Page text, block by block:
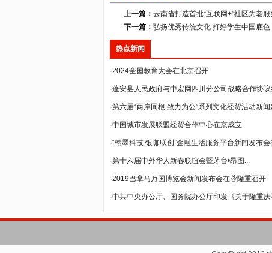
上一篇： 云南省打造首批“互联网+”社区为老
下一篇： 弘扬优秀传统文化 打好学生中国底色
热点新闻
·2024全国教育大会在北京召开
·蓬安县人民政府与中宏网四川分公司战略合作协
·第六届“两岸同根.致力为公”系列文化经贸活动新闻
·中国城市发展联盟经贸合作中心在京成立
·“翰墨科技 银咖联创”金融生活服务平台新闻发布会
·第十六届中外华人新春联谊会暨茅台•昂图...
·2019巴拿马万国博览会新闻发布会在蓉隆重召开
·中共中央办公厅、国务院办公厅印发《关于隆重